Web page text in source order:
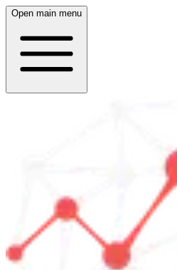
Open main menu